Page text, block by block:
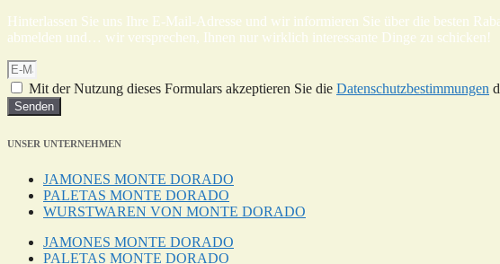
Hinterlassen Sie uns Ihre E-Mail-Adresse und wir informieren Sie über die besten
abmelden und… wir versprechen, Ihnen nur wirklich interessante Dinge zu schicken!
Mit der Nutzung dieses Formulars akzeptieren Sie die Datenschutzbestimmungen
Senden
UNSER UNTERNEHMEN
JAMONES MONTE DORADO
PALETAS MONTE DORADO
WURSTWAREN VON MONTE DORADO
JAMONES MONTE DORADO
PALETAS MONTE DORADO